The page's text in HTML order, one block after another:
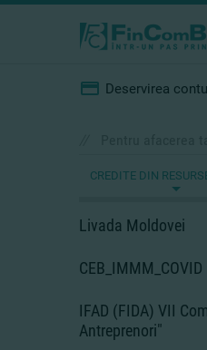
Deservirea
CREDITE DIN
Livada Moldovei
CEB_IMMM_COVID
IFAD (FIDA) VII
Antreprenori"